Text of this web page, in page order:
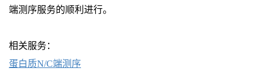
端测序服务的顺利进行。
相关服务：
蛋白质N/C端测序